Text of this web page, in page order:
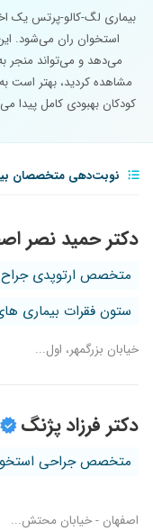
بیماری لگ-کالو-پرتس یک
می‌دهد و می‌تواند منجر
مشاهده کردید، بهتر است
کودکان بهبودی کامل پیدا
نوبت‌دهی متخصصان
دکتر حمید نصر
متخصص ارتوپدی
ستون فقرات بیماری
خیابان بزرگمهر، اول...
دکتر فرزاد پژنگ
متخصص جراحی
اصفهان - خیابان محتش...